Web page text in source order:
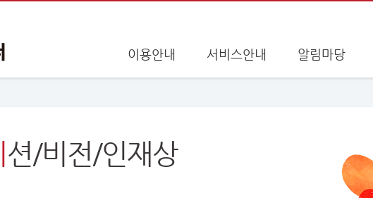
이용안내 서비스안내 알림마당
션/비전/인재상